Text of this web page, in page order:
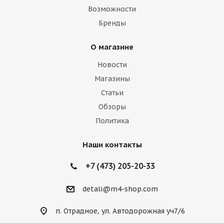
Возможности
Бренды
О магазине
Новости
Магазины
Статьи
Обзоры
Политика
Наши контакты
+7 (473) 205-20-33
detali@m4-shop.com
п. Отрадное, ул. Автодорожная уч7/6